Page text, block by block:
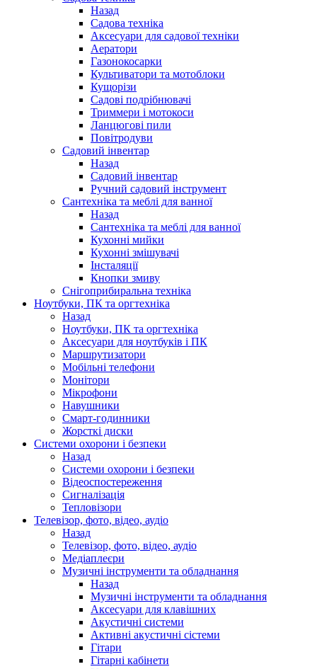
Назад
Садова техніка
Аксесуари для садової техніки
Аератори
Газонокосарки
Культиватори та мотоблоки
Кущорізи
Садові подрібнювачі
Триммери і мотокоси
Ланцюгові пили
Повітродуви
Садовий інвентар
Назад
Садовий інвентар
Ручний садовий інструмент
Сантехніка та меблі для ванної
Назад
Сантехніка та меблі для ванної
Кухонні мийки
Кухонні змішувачі
Інсталяції
Кнопки змиву
Снігоприбиральна техніка
Ноутбуки, ПК та оргтехніка
Назад
Ноутбуки, ПК та оргтехніка
Аксесуари для ноутбуків і ПК
Маршрутизатори
Мобільні телефони
Монітори
Мікрофони
Навушники
Смарт-годинники
Жорсткі диски
Системи охорони і безпеки
Назад
Системи охорони і безпеки
Відеоспостереження
Сигналізація
Тепловізори
Телевізор, фото, відео, аудіо
Назад
Телевізор, фото, відео, аудіо
Медіаплеєри
Музичні інструменти та обладнання
Назад
Музичні інструменти та обладнання
Аксесуари для клавішних
Акустичні системи
Активні акустичні сістеми
Гітари
Гітарні кабінети